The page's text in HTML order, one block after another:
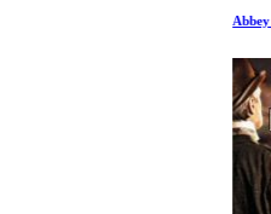
Abbey Road: Si las paredes cantasen